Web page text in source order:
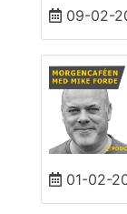
09-02-
01-02-